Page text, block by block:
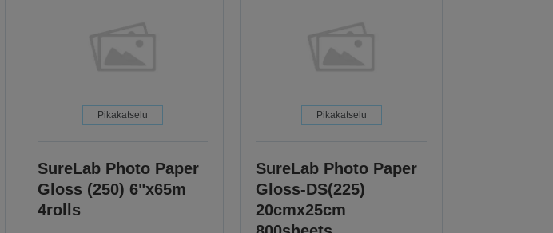
Pikakatselu
SureLab Photo Paper
Gloss (250) 6"x65m
4rolls
Pikakatselu
SureLab Photo Paper
Gloss-DS(225)
20cmx25cm